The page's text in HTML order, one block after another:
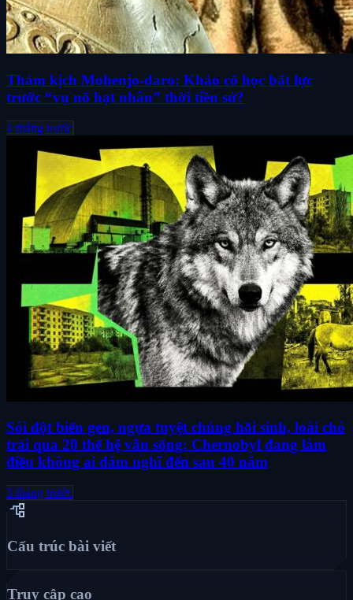
Thảm kịch Mohenjo-daro: Khảo cổ học bất lực
trước “vụ nổ hạt nhân” thời tiền sử?
1 tháng trước
Sói đột biến gen, ngựa tuyệt chủng hồi sinh, loài chó
trải qua 20 thế hệ vẫn sống: Chernobyl đang làm
điều không ai dám nghĩ đến sau 40 năm
3 tháng trước
account_tree
Cấu trúc bài viết
Truy cập cao